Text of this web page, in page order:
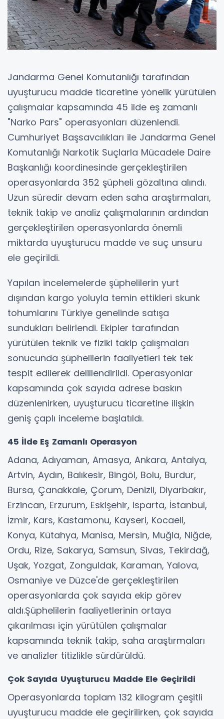
Jandarma Genel Komutanlığı tarafından
uyuşturucu madde ticaretine yönelik yürütülen
çalışmalar kapsamında 45 ilde eş zamanlı
"Narko Pars" operasyonları düzenlendi.
Cumhuriyet Başsavcılıkları ile Jandarma Genel
Komutanlığı Narkotik Suçlarla Mücadele Daire
Başkanlığı koordinesinde gerçekleştirilen
operasyonlarda 352 şüpheli gözaltına alındı.
Uzun süredir devam eden saha araştırmaları,
teknik takip ve analiz çalışmalarının ardından
gerçekleştirilen operasyonlarda önemli
miktarda uyuşturucu madde ve suç unsuru
ele geçirildi.
Yapılan incelemelerde şüphelilerin yurt
dışından kargo yoluyla temin ettikleri skunk
tohumlarını Türkiye genelinde satışa
sundukları belirlendi. Ekipler tarafından
yürütülen teknik ve fiziki takip çalışmaları
sonucunda şüphelilerin faaliyetleri tek tek
tespit edilerek delillendirildi. Operasyonlar
kapsamında çok sayıda adrese baskın
düzenlenirken, uyuşturucu ticaretine ilişkin
geniş çaplı inceleme başlatıldı.
45 İlde Eş Zamanlı Operasyon
Adana, Adıyaman, Amasya, Ankara, Antalya,
Artvin, Aydın, Balıkesir, Bingöl, Bolu, Burdur,
Bursa, Çanakkale, Çorum, Denizli, Diyarbakır,
Erzincan, Erzurum, Eskişehir, Isparta, İstanbul,
İzmir, Kars, Kastamonu, Kayseri, Kocaeli,
Konya, Kütahya, Manisa, Mersin, Muğla, Niğde,
Ordu, Rize, Sakarya, Samsun, Sivas, Tekirdağ,
Uşak, Yozgat, Zonguldak, Karaman, Yalova,
Osmaniye ve Düzce'de gerçekleştirilen
operasyonlarda çok sayıda ekip görev
aldı.Şüphelilerin faaliyetlerinin ortaya
çıkarılması için yürütülen çalışmalar
kapsamında teknik takip, saha araştırmaları
ve analizler titizlikle sürdürüldü.
Çok Sayıda Uyuşturucu Madde Ele Geçirildi
Operasyonlarda toplam 132 kilogram çeşitli
uyuşturucu madde ele geçirilirken, çok sayıda